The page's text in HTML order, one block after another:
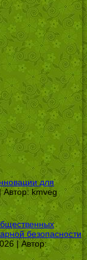
для
Автор:kmveg
безопасности
| Автор: